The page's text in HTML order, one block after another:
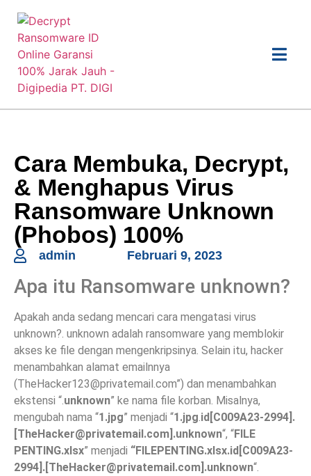
Cara Membuka, Decrypt,
& Menghapus Virus
Ransomware Unknown
(Phobos) 100%
admin Februari 9, 2023
Apa itu Ransomware unknown?
Apakah anda sedang mencari cara mengatasi virus
unknown?. unknown adalah ransomware yang memblokir
akses ke file dengan mengenkripsinya. Selain itu, hacker
menambahkan alamat emailnnya
(TheHacker123@privatemail.com”) dan menambahkan
ekstensi “.unknown” ke nama file korban. Misalnya,
mengubah nama “1.jpg” menjadi “1.jpg.id[C009A23-2994].
TheHacker@privatemail.com ].unknown“, “FILE
PENTING.xlsx” menjadi “FILEPENTING.xlsx.id[C009A23-
2994].[ TheHacker@privatemail.com ].unknown“.